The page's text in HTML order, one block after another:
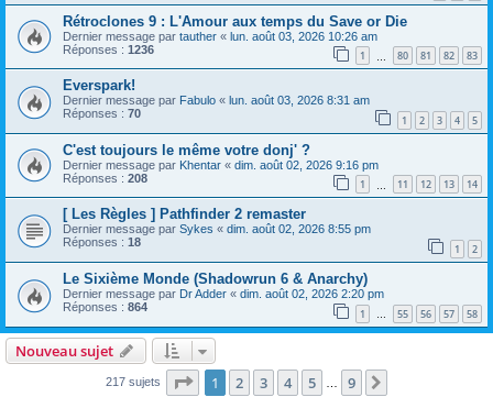
Rétroclones 9 : L'Amour aux temps du Save or Die
Dernier message par tauther « lun. août 03, 2026 10:26 am
Réponses : 1236 1 80 81 82 83
Everspark!
Dernier message par Fabulo « lun. août 03, 2026 8:31 am
Réponses : 70 1 2 3 4 5
C'est toujours le même votre donj' ?
Dernier message par Khentar « dim. août 02, 2026 9:16 pm
Réponses : 208 1 11 12 13 14
[ Les Règles ] Pathfinder 2 remaster
Dernier message par Sykes « dim. août 02, 2026 8:55 pm
Réponses : 18 1 2
Le Sixième Monde (Shadowrun 6 & Anarchy)
Dernier message par Dr Adder « dim. août 02, 2026 2:20 pm
Réponses : 864 1 … 55 56 57 58
Nouveau sujet
217 sujets Page 1sur9
1 2 3 4 5 9